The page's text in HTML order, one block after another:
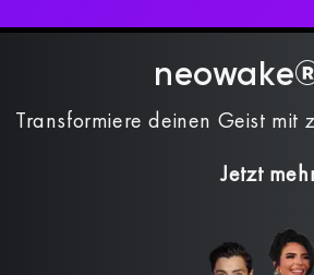
Transformiere deinen Geist mit
Jetzt